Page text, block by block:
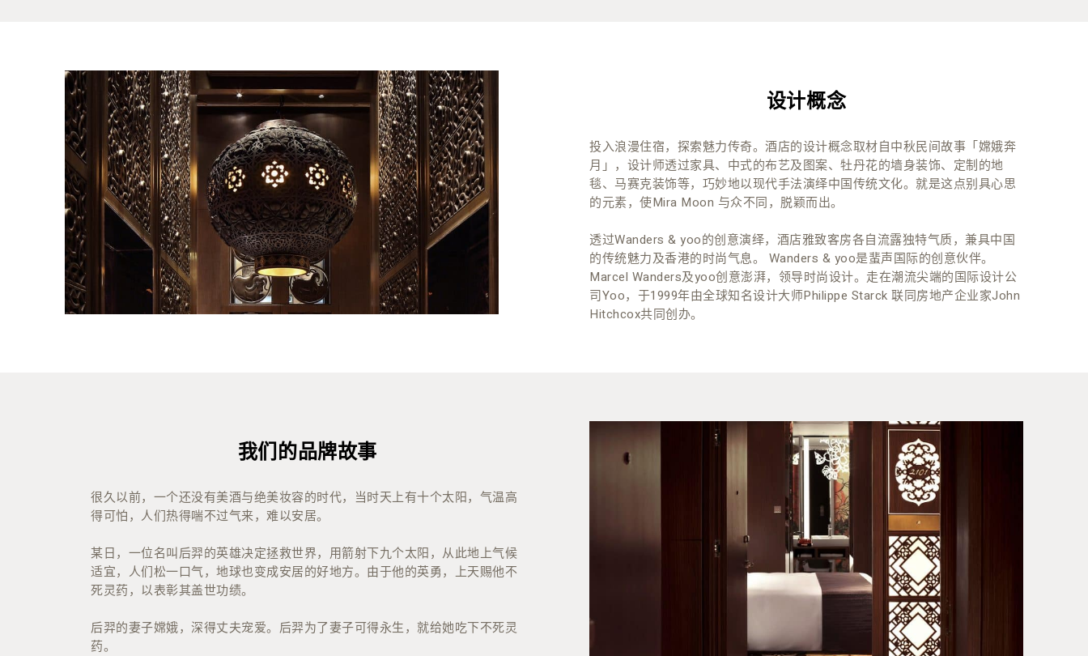
设计概念
投入浪漫住宿，探索魅力传奇。酒店的设计概念取材自中秋民间故事「嫦娥奔
月」，设计师透过家具、中式的布艺及图案、牡丹花的墙身装饰、定制的地
毯、马赛克装饰等，巧妙地以现代手法演绎中国传统文化。就是这点别具心思
的元素，使Mira Moon 与众不同，脱颖而出。
透过Wanders & yoo的创意演绎，酒店雅致客房各自流露独特气质，兼具中国
的传统魅力及香港的时尚气息。 Wanders & yoo是蜚声国际的创意伙伴。
Marcel Wanders及yoo创意澎湃，领导时尚设计。走在潮流尖端的国际设计公
司Yoo，于1999年由全球知名设计大师Philippe Starck 联同房地产企业家John
Hitchcox共同创办。
我们的品牌故事
很久以前，一个还没有美酒与绝美妆容的时代，当时天上有十个太阳，气温高
得可怕，人们热得喘不过气来，难以安居。
某日，一位名叫后羿的英雄决定拯救世界，用箭射下九个太阳，从此地上气候
适宜，人们松一口气，地球也变成安居的好地方。由于他的英勇，上天赐他不
死灵药，以表彰其盖世功绩。
后羿的妻子嫦娥，深得丈夫宠爱。后羿为了妻子可得永生，就给她吃下不死灵
药。